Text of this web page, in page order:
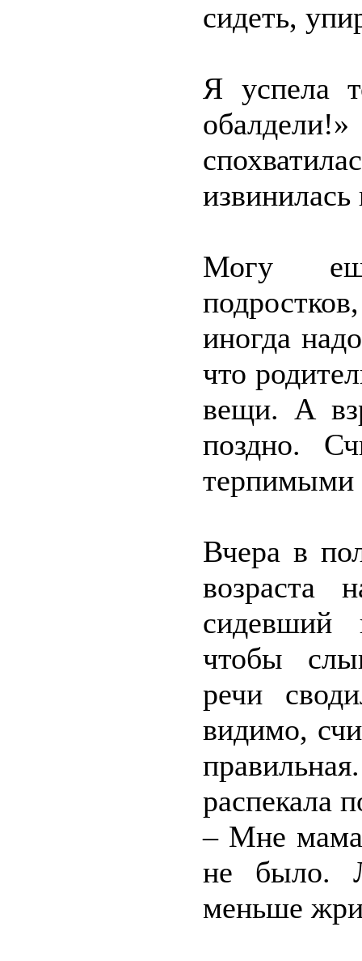
сидеть,
Я успела
извинилась
Могу
иногда
что
вещи. А
поздно.
терпимыми
Вчера в
возраста
сидевший
чтобы
речи
видимо,
распекала
– Мне мама
не было.
меньше